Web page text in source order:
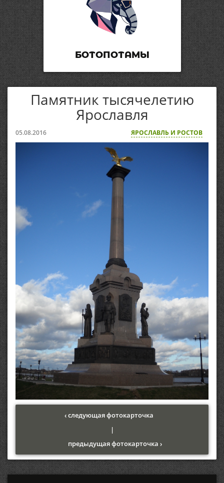
БОТОПОТАМЫ
Памятник тысячелетию
Ярославля
05.08.2016 ЯРОСЛАВЛЬ И РОСТОВ
‹ следующая фотокарточка
|
предыдущая фотокарточка ›